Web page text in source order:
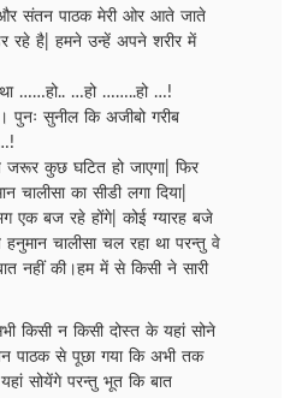
संतन पाठक मेरी ओर आते जाते
रहे है| हमने उन्हें अपने शरीर में
था ……हो.. …हो ……..हो …!
पुनः सुनील कि अजीबो गरीब
कुछ घटित हो जाएगा| फिर
का सीडी लगा दिया|
एक बज रहे होंगे| कोई ग्यारह बजे
चालीसा चल रहा था परन्तु वे
नहीं की।हम में से किसी ने सारी
किसी न किसी दोस्त के यहां सोने
पाठक से पूछा गया कि अभी तक
सोयेंगे परन्तु भूत कि बात